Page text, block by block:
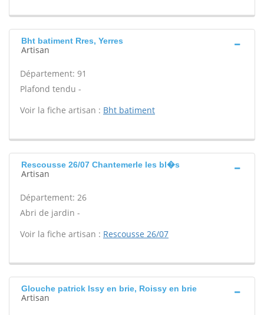
Bht batiment Rres, Yerres
Artisan
Département: 91
Plafond tendu -
Voir la fiche artisan : Bht batiment
Rescousse 26/07 Chantemerle les bl�s
Artisan
Département: 26
Abri de jardin -
Voir la fiche artisan : Rescousse 26/07
Glouche patrick Issy en brie, Roissy en brie
Artisan